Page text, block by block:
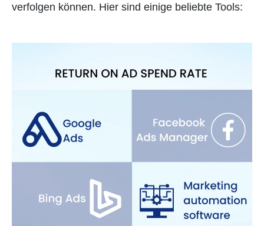
verfolgen können. Hier sind einige beliebte Tools: